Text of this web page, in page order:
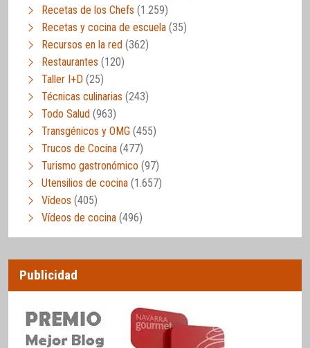
Recetas de los Chefs (1.259)
Recetas y cocina de escuela (35)
Recursos en la red (362)
Restaurantes (120)
Taller I+D (25)
Técnicas culinarias (243)
Todo Salud (963)
Transgénicos y OMG (455)
Trucos de Cocina (477)
Turismo gastronómico (97)
Utensilios de cocina (1.657)
Vídeos (405)
Vídeos de cocina (496)
Publicidad